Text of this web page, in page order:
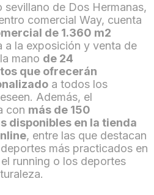
sevillano de Dos Hermanas,
comercial Way, cuenta
de 1.360 m2
a la exposición y venta de
mano de 24
que ofrecerán
a todos los
Además, el
con más de 150
disponibles en la tienda
, entre las que destacan
más practicados en
running o los deportes